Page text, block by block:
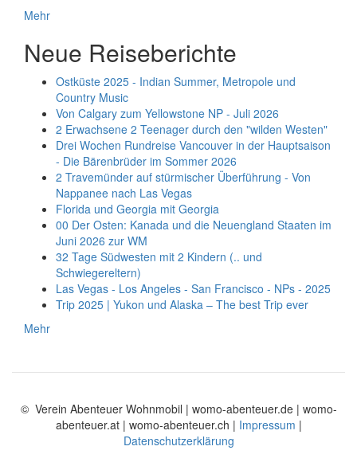
Mehr
Neue Reiseberichte
Ostküste 2025 - Indian Summer, Metropole und
Country Music
Von Calgary zum Yellowstone NP - Juli 2026
2 Erwachsene 2 Teenager durch den "wilden Westen"
Drei Wochen Rundreise Vancouver in der Hauptsaison
- Die Bärenbrüder im Sommer 2026
2 Travemünder auf stürmischer Überführung - Von
Nappanee nach Las Vegas
Florida und Georgia mit Georgia
00 Der Osten: Kanada und die Neuengland Staaten im
Juni 2026 zur WM
32 Tage Südwesten mit 2 Kindern (.. und
Schwiegereltern)
Las Vegas - Los Angeles - San Francisco - NPs - 2025
Trip 2025 | Yukon und Alaska – The best Trip ever
Mehr
© Verein Abenteuer Wohnmobil | womo-abenteuer.de | womo-
abenteuer.at | womo-abenteuer.ch | Impressum |
Datenschutzerklärung